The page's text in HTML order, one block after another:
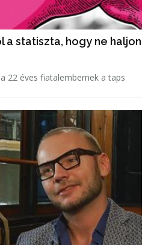
a statiszta, hogy ne haljon
22 éves fiatalembernek a taps